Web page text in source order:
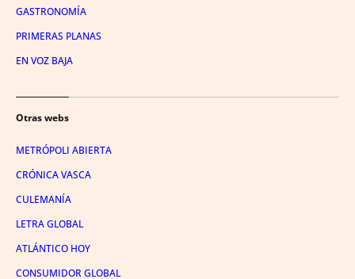
GASTRONOMÍA
PRIMERAS PLANAS
EN VOZ BAJA
Otras webs
METRÓPOLI ABIERTA
CRÓNICA VASCA
CULEMANÍA
LETRA GLOBAL
ATLÁNTICO HOY
CONSUMIDOR GLOBAL